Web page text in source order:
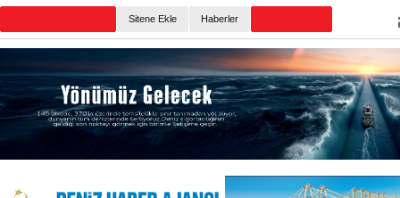
Sitene Ekle Haberler